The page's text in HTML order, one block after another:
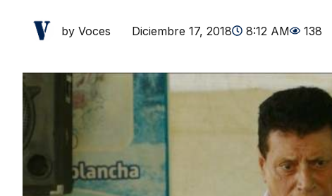
by Voces Diciembre 17, 2018 8:12 AM 138